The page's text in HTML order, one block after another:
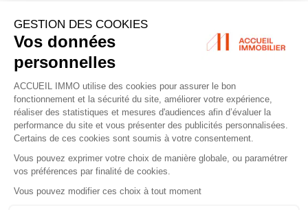
Choisir Accueil Immobilier
Qui sommes-nous
Nos références
Nos conseils Immobilier
Nos actualités